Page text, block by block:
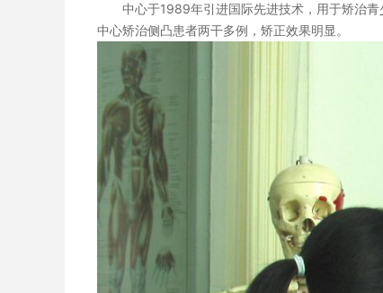
中心于1989年引进国际先进技术，用于矫治
中心矫治侧凸患者两干多例，矫正效果明显。